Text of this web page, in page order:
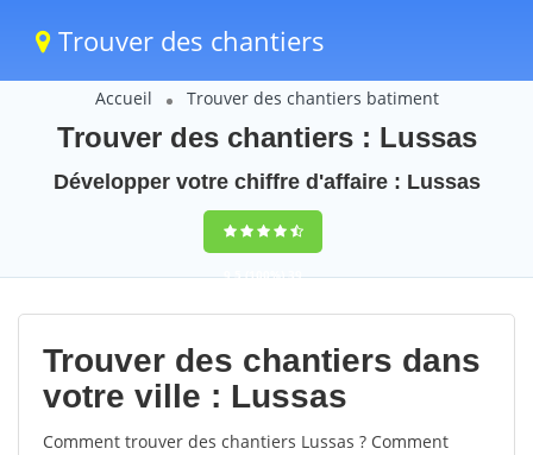
Trouver des chantiers
Accueil Trouver des chantiers batiment
Trouver des chantiers : Lussas
Développer votre chiffre d'affaire : Lussas
9,5(100%)39
votes
Trouver des chantiers dans
votre ville : Lussas
Comment trouver des chantiers Lussas ? Comment